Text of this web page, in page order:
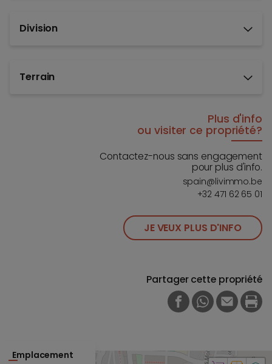
Division
Terrain
Plus d'info
ou visiter ce propriété?
Contactez-nous sans engagement
pour plus d'info.
spain@livimmo.be
+32 471 62 65 01
JE VEUX PLUS D'INFO
Partager cette propriété
FACEBOOK
WHATSAPP
E-MAIL
Emplacement